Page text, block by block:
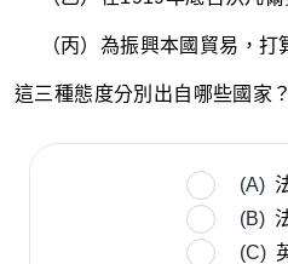
~~~~（丙）為振興本國貿易，
這三種態度分別出自哪些國家？
(A)
(B)
(C)